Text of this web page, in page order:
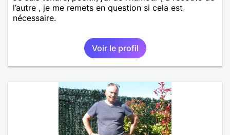
l’autre , je me remets en question si cela est
nécessaire.
Voir le profil